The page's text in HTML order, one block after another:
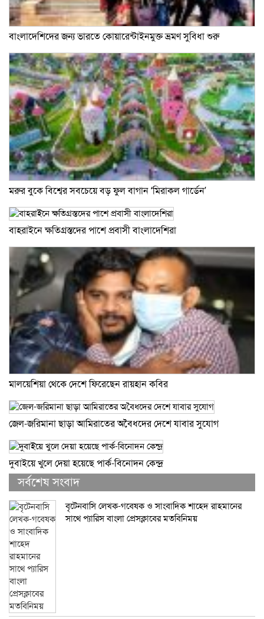
বাংলাদেশিদের জন্য ভারতে কোয়ারেন্টাইনমুক্ত ভ্রমণ সুবিধা শুরু
মরুর বুকে বিশ্বের সবচেয়ে বড় ফুল বাগান ‘মিরাকল গার্ডেন’
বাহরাইনে ক্ষতিগ্রস্তদের পাশে প্রবাসী বাংলাদেশিরা
মালয়েশিয়া থেকে দেশে ফিরেছেন রায়হান কবির
জেল-জরিমানা ছাড়া আমিরাতের অবৈধদের দেশে যাবার সুযোগ
দুবাইয়ে খুলে দেয়া হয়েছে পার্ক-বিনোদন কেন্দ্র
সর্বশেষ সংবাদ
বৃটেনবাসি লেখক-গবেষক ও সাংবাদিক শাহেদ রাহমানের
সাথে প্যারিস বাংলা প্রেসক্লাবের মতবিনিময়